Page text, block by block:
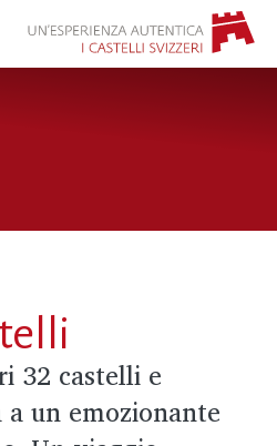
32 castelli e
un emozionante